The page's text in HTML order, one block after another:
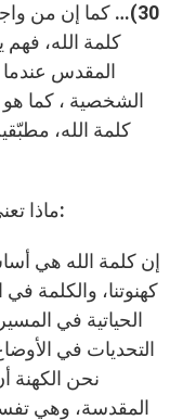
30)… كما إن من
كلمة الله،
المقدس
الشخصية ، كما
كلمة الله،
ماذا تعني كلمة الله في رسالتنا الكهنوتية:
كهنوتنا، والكلمة في
الحياتية في
التحديات في
نحن الكهنة
المقدسة، وهي تفسر